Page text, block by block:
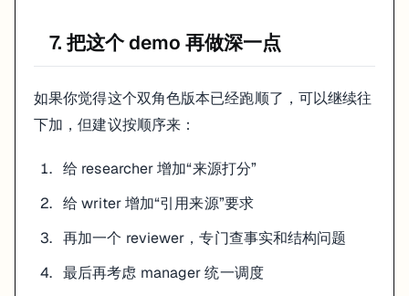
7. 把这个 demo 再做深一点
如果你觉得这个双角色版本已经跑顺了，可以继续往
下加，但建议按顺序来：
给 researcher 增加“来源打分”
给 writer 增加“引用来源”要求
再加一个 reviewer，专门查事实和结构问题
最后再考虑 manager 统一调度